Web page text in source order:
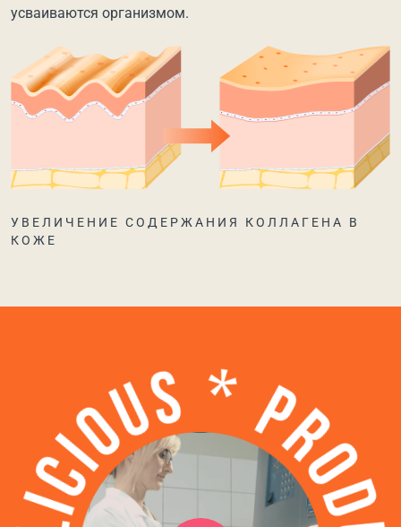
усваиваются организмом.
УВЕЛИЧЕНИЕ СОДЕРЖАНИЯ КОЛЛАГЕНА В
КОЖЕ